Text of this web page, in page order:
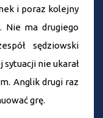
i poraz kolejny
Nie ma drugiego
sędziowski
nie ukarał
Anglik drugi raz
grę.